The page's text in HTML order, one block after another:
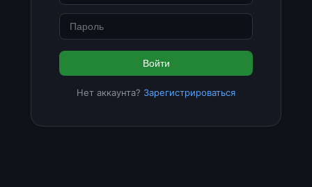
Войти
Нет аккаунта? Зарегистрироваться